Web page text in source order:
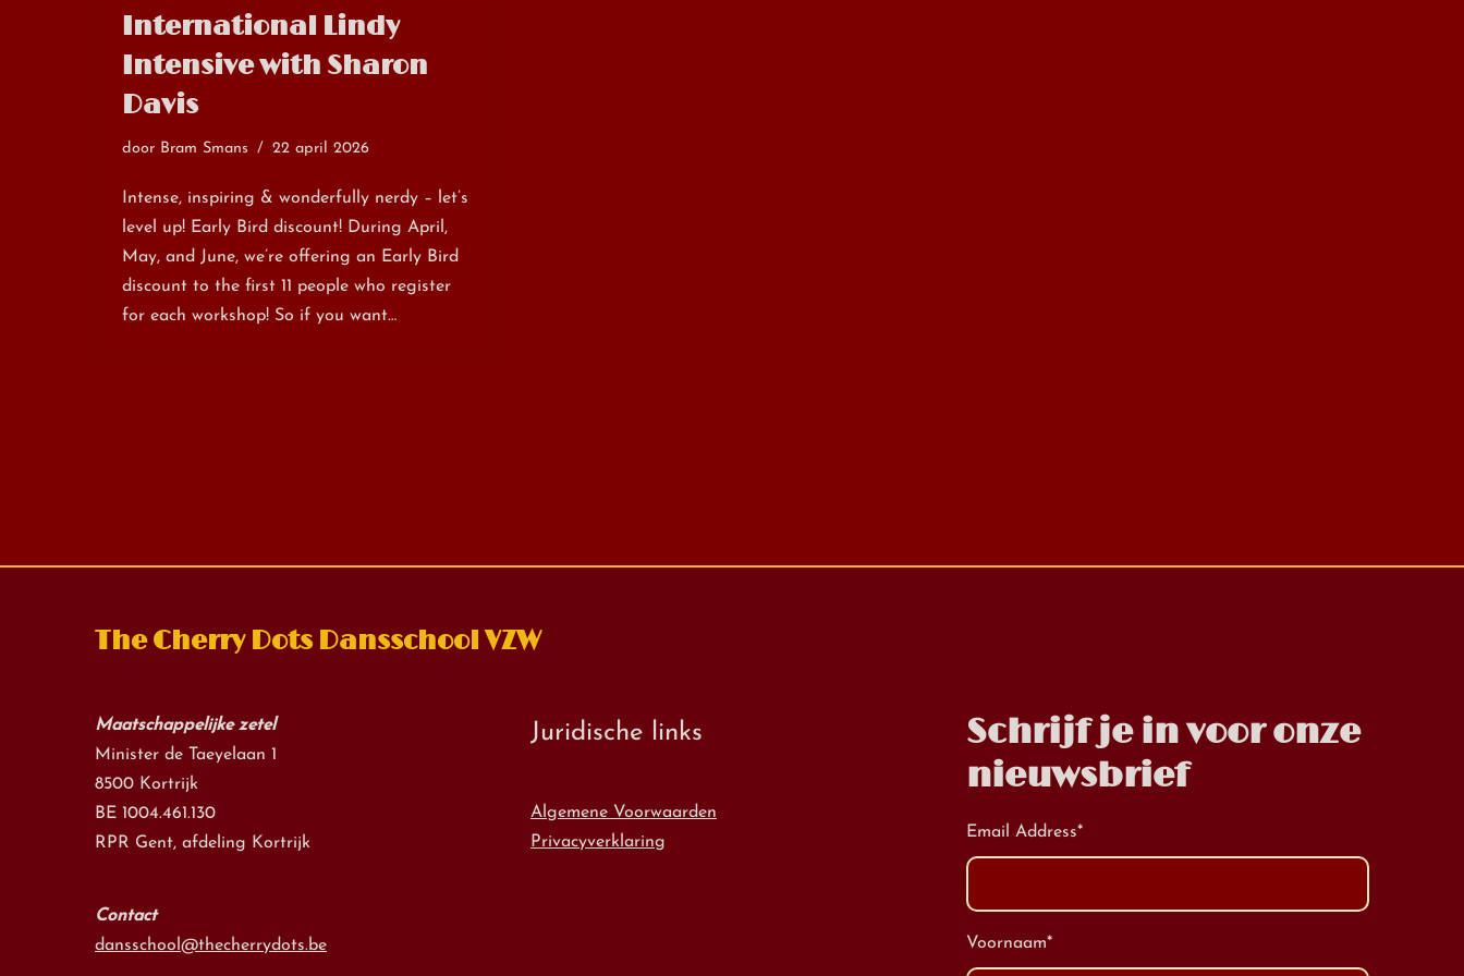
International Lindy
Intensive with Sharon
Davis
door Bram Smans 22 april 2026
Intense, inspiring & wonderfully nerdy – let’s
level up! Early Bird discount! During April,
May, and June, we’re offering an Early Bird
discount to the first 11 people who register
for each workshop! So if you want…
The Cherry Dots Dansschool VZW
Maatschappelijke zetel
Minister de Taeyelaan 1
8500 Kortrijk
BE 1004.461.130
RPR Gent, afdeling Kortrijk
Contact
dansschool@thecherrydots.be
Juridische links
Algemene Voorwaarden
Privacyverklaring
Schrijf je in voor onze
nieuwsbrief
Email Address*
Voornaam*